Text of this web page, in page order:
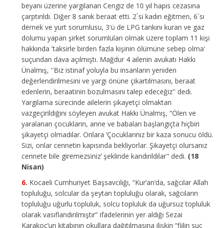
beyanı üzerine yargılanan Cengiz de 10 yıl hapis cezasına
çarptırıldı. Diğer 8 sanık beraat etti. 2´si kadın eğitmen, 6´sı
dernek ve yurt sorumlusu, 3'ü de LPG tankını kuran ve gaz
dolumu yapan şirket sorumluları olmak üzere toplam 11 kişi
hakkında 'taksirle birden fazla kişinin ölümüne sebep olma'
suçundan dava açılmıştı. Mağdur 4 ailenin avukatı Hakkı
Ünalmış, ''Biz istinaf yoluyla bu insanların yeniden
değerlendirilmesini ve yargı önüne çıkartılmasını, beraat
edenlerin, beraatinin bozulmasını talep edeceğiz'' dedi.
Yargılama sürecinde ailelerin şikayetçi olmaktan
vazgeçirildiğini söyleyen avukat Hakkı Ünalmış, “Ölen ve
yaralanan çocukların, anne ve babaları başlangıçta hiçbiri
şikayetçi olmadılar. Onlara ‘Çocuklarınız bir kaza sonucu öldü.
Sizi, onlar cennetin kapısında bekliyorlar. Şikayetçi olursanız
cennete bile giremezsiniz’ şeklinde kandırıldılar" dedi. (18
Nisan)
Kocaeli Cumhuriyet Başsavcılığı, “Kur’an’da, sağcılar Allah
topluluğu, solcular da şeytan topluluğu olarak, sağcıların
topluluğu uğurlu topluluk, solcu topluluk da uğursuz topluluk
olarak vasıflandırılmıştır” ifadelerinin yer aldığı Sezai
Karakoç’un kitabının okullara dağıtılmasına ilişkin “fiilin suç